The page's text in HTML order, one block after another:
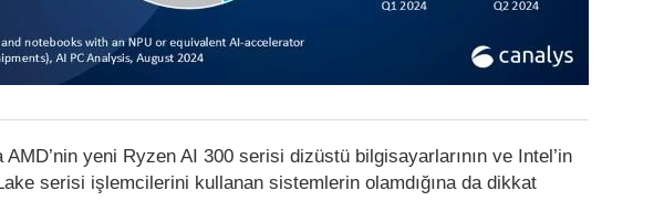
yeni Ryzen AI 300 serisi dizüstü bilgisayarlarının ve Intel’in
serisi işlemcilerini kullanan sistemlerin olamdığına da dikkat